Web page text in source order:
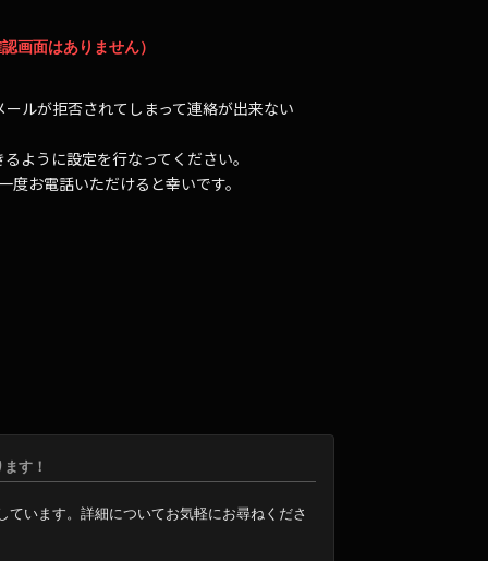
画面はありません）
ルが拒否されてしまって連絡が出来ない
ように設定を行なってください。
お電話いただけると幸いです。
す！
います。詳細についてお気軽にお尋ねくださ